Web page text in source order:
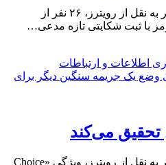
به گزارش خبرگزاری مهر به نقل از رویترز، ۲۶ نفر از
با ثبت شکایتی تازه مدعی…
اطلاعات و ارتباطات
می‌کند
به گزارش خبرگزاری مهر به نقل از رویترز، ویژگی «Choice